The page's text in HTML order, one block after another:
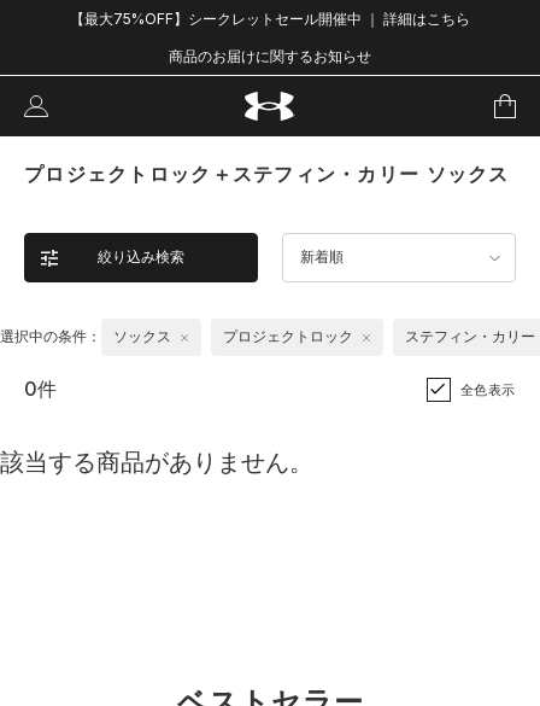
【最大75%OFF】シークレットセール開催中 ｜ 詳細はこちら
商品のお届けに関するお知らせ
プロジェクトロック＋ステフィン・カリー ソックス
絞り込み検索 新着順
選択中の条件： ソックス プロジェクトロック ステフィン・カリー
0件 全色表示
該当する商品がありません。